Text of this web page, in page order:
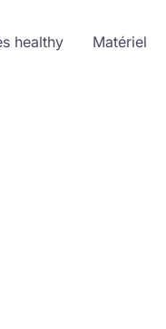
healthy Matériel